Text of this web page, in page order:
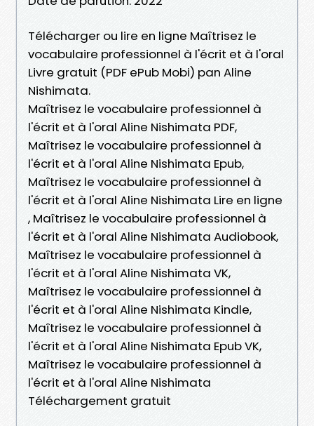
Télécharger ou lire en ligne Maîtrisez le
vocabulaire professionnel à l'écrit et à l'oral
Livre gratuit (PDF ePub Mobi) pan Aline
Nishimata.
Maîtrisez le vocabulaire professionnel à
l'écrit et à l'oral Aline Nishimata PDF,
Maîtrisez le vocabulaire professionnel à
l'écrit et à l'oral Aline Nishimata Epub,
Maîtrisez le vocabulaire professionnel à
l'écrit et à l'oral Aline Nishimata Lire en ligne
, Maîtrisez le vocabulaire professionnel à
l'écrit et à l'oral Aline Nishimata Audiobook,
Maîtrisez le vocabulaire professionnel à
l'écrit et à l'oral Aline Nishimata VK,
Maîtrisez le vocabulaire professionnel à
l'écrit et à l'oral Aline Nishimata Kindle,
Maîtrisez le vocabulaire professionnel à
l'écrit et à l'oral Aline Nishimata Epub VK,
Maîtrisez le vocabulaire professionnel à
l'écrit et à l'oral Aline Nishimata
Téléchargement gratuit